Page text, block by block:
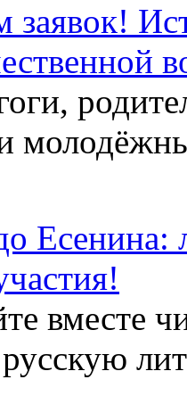
заявок!
Есенина:
вместе